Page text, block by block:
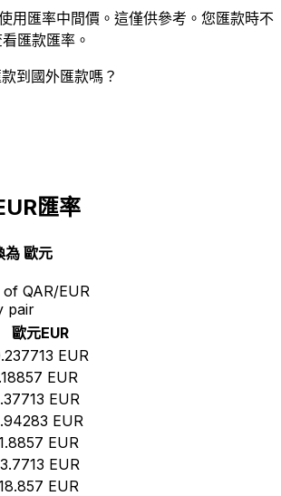
用匯率中間價。這僅供參考。您匯款時不
匯款匯率。
到國外匯款嗎？
匯率
為 歐元
QAR/EUR
pair
歐元EUR
EUR
EUR
EUR
EUR
EUR
EUR
EUR